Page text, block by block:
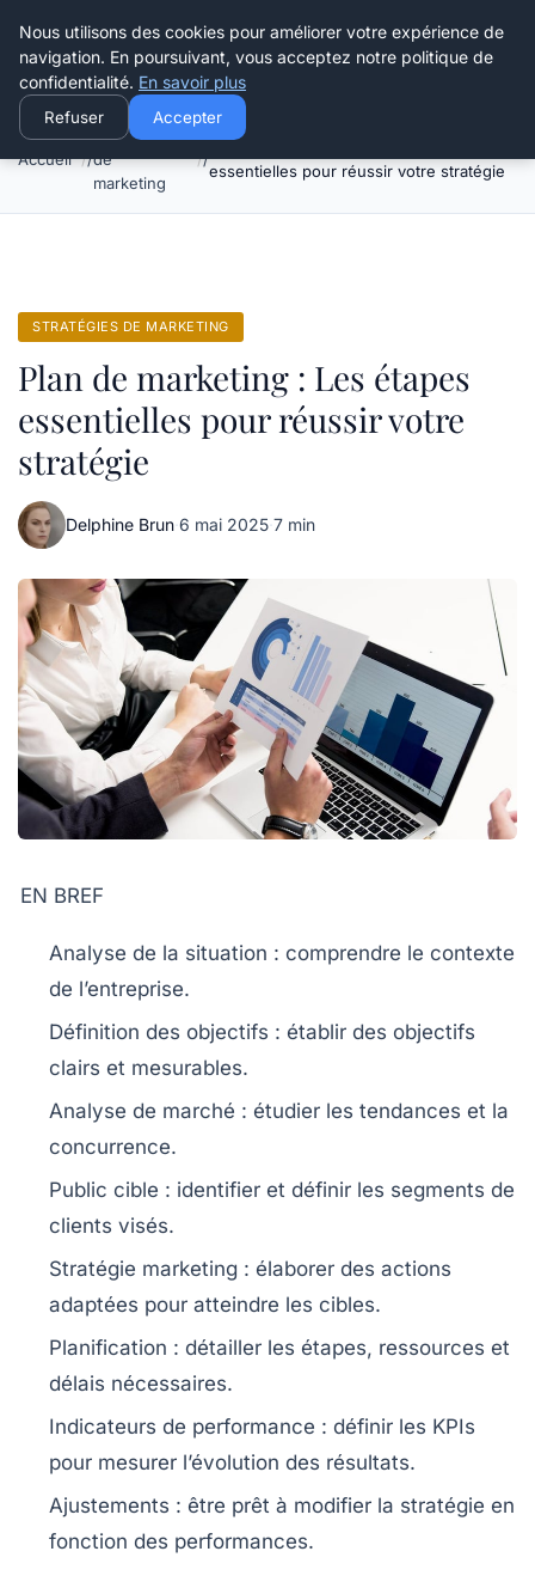
Henry Panky
Accueil
Stratégies
de
marketing
essentielles pour réussir votre stratégie
STRATÉGIES DE MARKETING
Plan de marketing : Les étapes
essentielles pour réussir votre
stratégie
Delphine Brun·6 mai 2025·7 min
EN BREF
Analyse de la situation : comprendre le contexte
de l’entreprise.
Définition des objectifs : établir des objectifs
clairs et mesurables.
Analyse de marché : étudier les tendances et la
concurrence.
Public cible : identifier et définir les segments de
clients visés.
Stratégie marketing : élaborer des actions
adaptées pour atteindre les cibles.
Planification : détailler les étapes, ressources et
délais nécessaires.
Indicateurs de performance : définir les KPIs
pour mesurer l’évolution des résultats.
Ajustements : être prêt à modifier la stratégie en
fonction des performances.
Nous utilisons des cookies pour améliorer votre expérience de
navigation. En poursuivant, vous acceptez notre politique de
confidentialité. En savoir plus
Refuser Accepter